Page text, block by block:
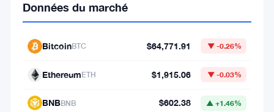
avec
baisse
près
Données du marché
BitcoinBTC $64,771.91 ▼ -0.26%
EthereumETH $1,915.06 ▼ -0.03%
BNBBNB $602.38 ▲ +1.46%